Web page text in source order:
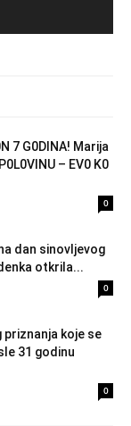
7 G0DlNA! Marija
– EV0 K0
0
dan sinovljevog
otkrila...
0
priznanja koje se
31 godinu
0